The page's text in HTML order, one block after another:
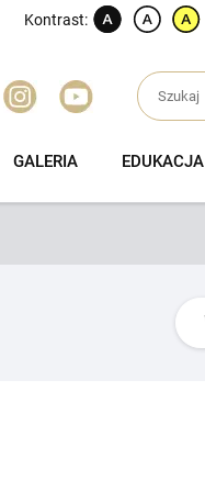
Kontrast:
GALERIA EDUKACJA